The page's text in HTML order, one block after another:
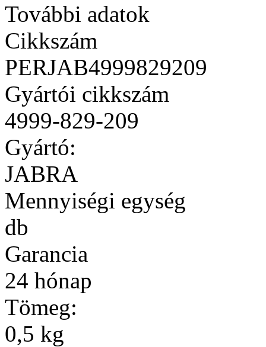
További adatok
Cikkszám
PERJAB4999829209
Gyártói cikkszám
4999-829-209
Gyártó:
JABRA
Mennyiségi egység
db
Garancia
24 hónap
Tömeg:
0,5 kg